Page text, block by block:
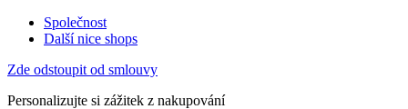
Společnost
Další nice shops
Zde odstoupit od smlouvy
Personalizujte si zážitek z nakupování